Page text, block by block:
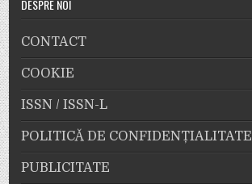
DESPRE NOI
CONTACT
COOKIE
ISSN / ISSN-L
POLITICĂ DE CONFIDENȚIALITATE
PUBLICITATE